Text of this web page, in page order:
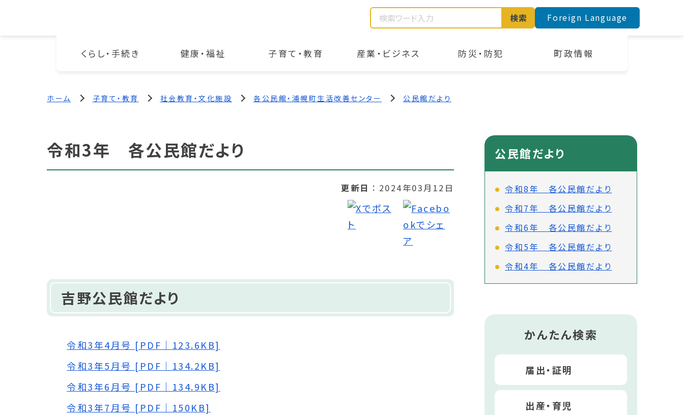
くらし・手続き 健康・福祉 子育て・教育 産業・ビジネス 防災・防犯 町政情報
検索 Foreign Language
ホーム 子育て・教育 社会教育・文化施設 各公民館・浦幌町生活改善センター 公民館だより
令和3年 各公民館だより
更新日 2024年03月12日
吉野公民館だより
令和3年4月号 [PDF｜123.6KB]
令和3年5月号 [PDF｜134.2KB]
令和3年6月号 [PDF｜134.9KB]
令和3年7月号 [PDF｜150KB]
公民館だより
令和8年 各公民館だより
令和7年 各公民館だより
令和6年 各公民館だより
令和5年 各公民館だより
令和4年 各公民館だより
かんたん検索
届出・証明
出産・育児